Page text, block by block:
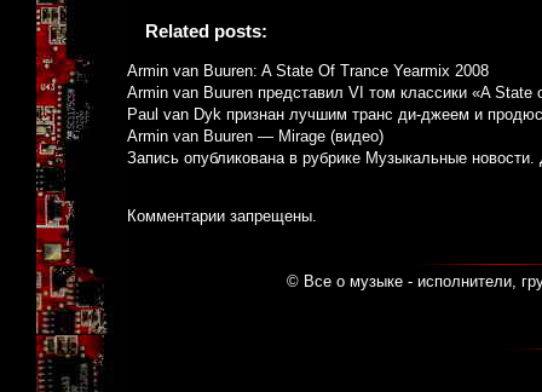
Related posts:
Armin van Buuren: A State Of Trance Yearmix 2008
Armin van Buuren представил VI том классики «A State
Paul van Dyk признан лучшим транс ди-джеем и
Armin van Buuren — Mirage (видео)
Запись опубликована в рубрике Музыкальные новости.
Комментарии запрещены.
© Все о музыке - исполнители,